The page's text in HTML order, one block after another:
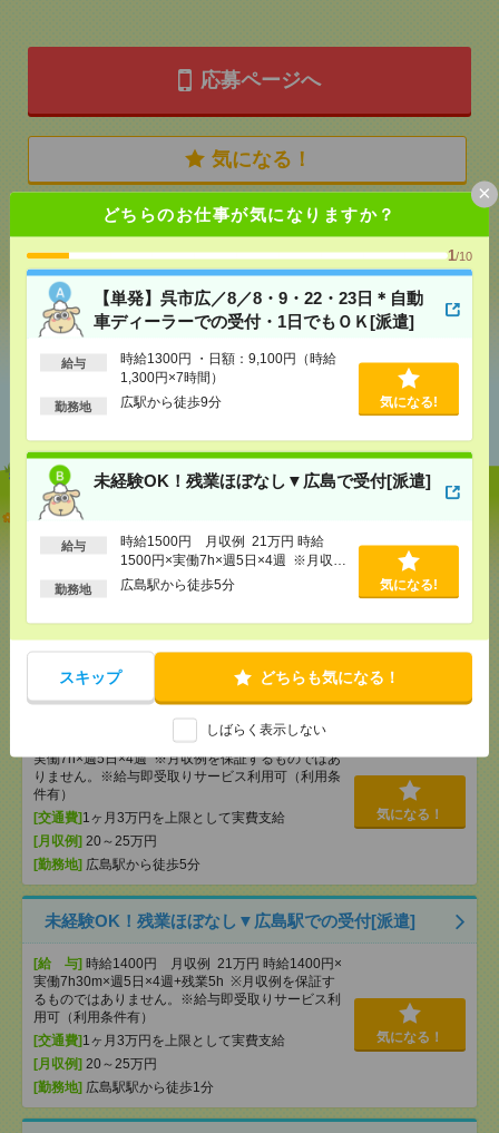
どちらのお仕事が気になりますか？
1/10
【単発】呉市広／8／8・9・22・23日＊自動
車ディーラーでの受付・1日でもＯＫ[派遣]
給与
時給1300円 ・日額：9,100円（時給
1,300円×7時間）
勤務地 広駅から徒歩9分 気になる!
未経験OK！残業ほぼなし▼広島で受付[派遣]
給与
時給1500円 月収例 21万円 時給
1500円×実働7h×週5日×4週 ※月収例
を保証するものではありません。※給
勤務地 広島駅から徒歩5分 気になる!
スキップ どちらも気になる！
しばらく表示しない
×
応募ページへ
気になる！
メールで送る LINEで送る
シェア ツイート ブックマーク
あなたの閲覧履歴からの
【単発】呉市広／8／8・9・22・23日＊自動車ディー
ラーでの受付・1日でもＯＫ[派遣]
時給1300円 ・日額：9,100円（時給1,300
円×7時間）
[勤務地]広駅から徒歩9分
気になる！
未経験OK！残業ほぼなし▼広島で受付[派遣]
時給1500円 月収例 21万円 時給1500円×
実働7h×週5日×4週 ※月収例を保証するものではあ
りません。※給与即受取りサービス利用可（利用条
件有）
[交通費] 1ヶ月3万円を上限として実費支給
[月収例] 20～25万円
[勤務地] 広島駅から徒歩5分
気になる！
未経験OK！残業ほぼなし▼広島駅での受付[派遣]
[給 与] 時給1400円 月収例 21万円 時給1400円×
実働7h30m×週5日×4週+残業5h ※月収例を保証す
るものではありません。※給与即受取りサービス利
用可（利用条件有）
[交通費] 1ヶ月3万円を上限として実費支給
[月収例] 20～25万円
[勤務地] 広島駅駅から徒歩1分
気になる！